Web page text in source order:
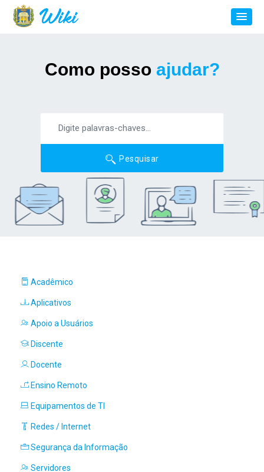
Como posso ajudar?
Pesquisar
Acadêmico
Aplicativos
Apoio a Usuários
Discente
Docente
Ensino Remoto
Equipamentos de TI
Redes / Internet
Segurança da Informação
Servidores